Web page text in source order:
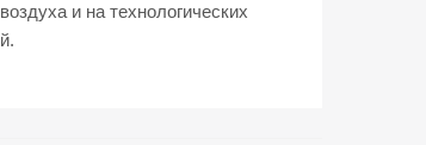
и на технологических